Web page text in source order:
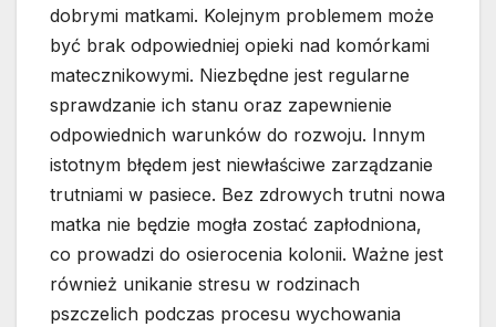
dobrymi matkami. Kolejnym problemem może
być brak odpowiedniej opieki nad komórkami
matecznikowymi. Niezbędne jest regularne
sprawdzanie ich stanu oraz zapewnienie
odpowiednich warunków do rozwoju. Innym
istotnym błędem jest niewłaściwe zarządzanie
trutniami w pasiece. Bez zdrowych trutni nowa
matka nie będzie mogła zostać zapłodniona,
co prowadzi do osierocenia kolonii. Ważne jest
również unikanie stresu w rodzinach
pszczelich podczas procesu wychowania